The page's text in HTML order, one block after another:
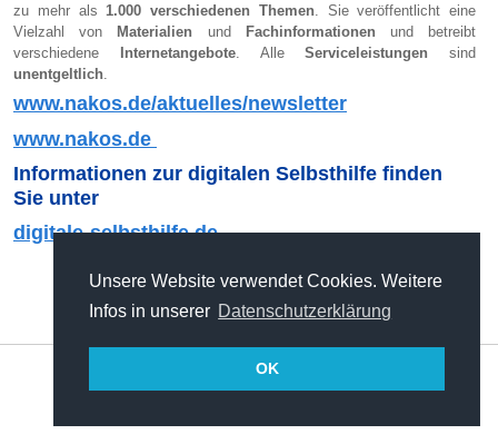
Unsere Website verwendet Cookies. Weitere
Infos in unserer Datenschutzerklärung
OK
PODCASTS
zu mehr als 1.000 verschiedenen Themen . Sie veröffentlicht eine
Vielzahl von
Materialien und Fachinformationen und betreibt
verschiedene
Internetangebote. AlleServiceleistungen sind
unentgeltlich
www.nakos.de/aktuelles/newsletter
www.nakos.de
Informationen zur digitalen Selbsthilfe finden
Sie unter
digitale-selbsthilfe.de
Impressum